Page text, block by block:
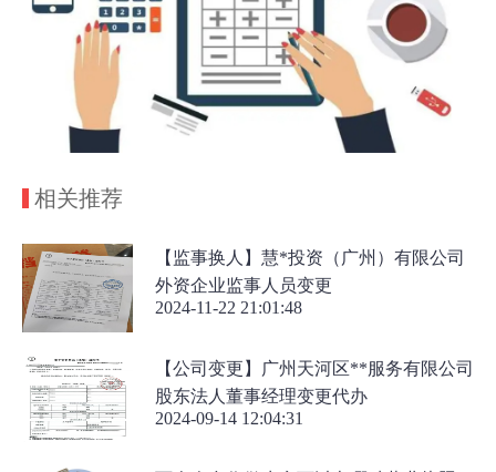
相关推荐
【监事换人】慧*投资（广州）有限公司
外资企业监事人员变更
2024-11-22 21:01:48
【公司变更】广州天河区**服务有限公司
股东法人董事经理变更代办
2024-09-14 12:04:31